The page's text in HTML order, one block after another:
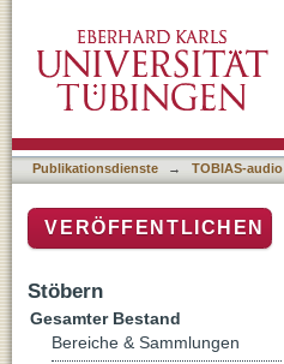
Publikationsdienste → TOBIAS-audio
VERÖFFENTLICHEN
Stöbern
Gesamter Bestand
Bereiche & Sammlungen